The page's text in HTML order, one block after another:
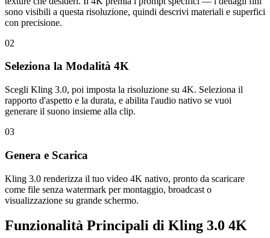
sono visibili a questa risoluzione, quindi descrivi materiali e superfici
con precisione.
02
Seleziona la Modalità 4K
Scegli Kling 3.0, poi imposta la risoluzione su 4K. Seleziona il
rapporto d'aspetto e la durata, e abilita l'audio nativo se vuoi
generare il suono insieme alla clip.
03
Genera e Scarica
Kling 3.0 renderizza il tuo video 4K nativo, pronto da scaricare
come file senza watermark per montaggio, broadcast o
visualizzazione su grande schermo.
Funzionalità Principali di Kling 3.0 4K